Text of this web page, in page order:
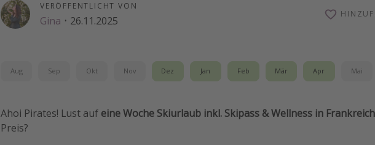
VERÖFFENTLICHT VON
Gina · 26.11.2025
Aug Sep Okt Nov Dez Jan Feb Mär Apr Mai
Ahoi Pirates! Lust auf eine Woche Skiurlaub inkl. Skipass & Wellness in Frankreich
Preis?